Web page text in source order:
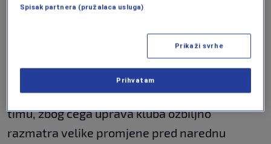
Barlov i Zulfić osvojili medalje i
OSTALI SPORTOVI|8. maj.
Španski mediji posljednjih sedmica često pišu
o tenzijama među igračima i problemima u
timu, zbog čega uprava kluba ozbiljno
razmatra velike promjene pred narednu
Spisak partnera (pružalaca usluga)
Prikaži svrhe
Prihvatam